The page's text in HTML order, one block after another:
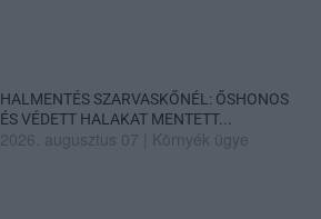
HALMENTÉS SZARVASKŐNÉL: ŐSHONOS
ÉS VÉDETT HALAKAT MENTETT...
2026. augusztus 07 Környék ügye